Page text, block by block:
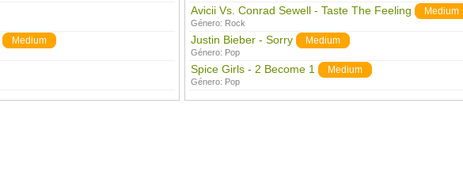
Medium
Avicii Vs. Conrad Sewell - Taste The Feeling Medium
Género: Rock
Justin Bieber - Sorry Medium
Género: Pop
Spice Girls - 2 Become 1 Medium
Género: Pop